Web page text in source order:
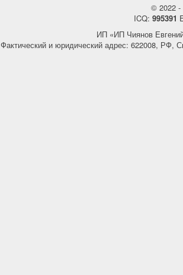
© 2022 -
ICQ: 995391
ИП «ИП Чиянов
Фактический и юридический адрес: 622008, РФ,